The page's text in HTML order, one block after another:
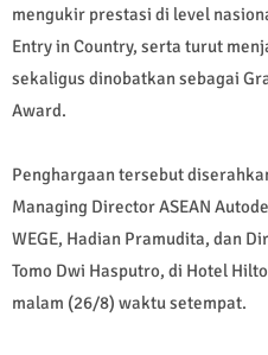
mengukir prestasi di level
Entry in Country, serta turut
sekaligus dinobatkan sebagai
Award.
Penghargaan tersebut
Managing Director ASEAN
WEGE, Hadian Pramudita, dan
Tomo Dwi Hasputro, di Hotel
malam (26/8) waktu setempat.